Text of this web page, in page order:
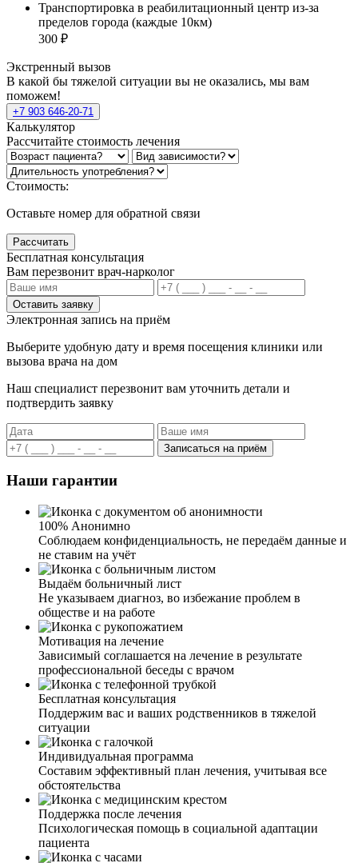
Транспортировка в реабилитационный центр из-за
пределов города (каждые 10км)
300 ₽
Экстренный вызов
В какой бы тяжелой ситуации вы не оказались, мы вам
поможем!
+7 903 646-20-71
Калькулятор
Рассчитайте стоимость лечения
Стоимость:
Оставьте номер для обратной связи
Рассчитать
Бесплатная консультация
Вам перезвонит врач-нарколог
Оставить заявку
Электронная запись на приём
Выберите удобную дату и время посещения клиники или
вызова врача на дом
Наш специалист перезвонит вам уточнить детали и
подтвердить заявку
Записаться на приём
Наши гарантии
100% Анонимно
Соблюдаем конфиденциальность, не передаём данные и
не ставим на учёт
Выдаём больничный лист
Не указываем диагноз, во избежание проблем в
обществе и на работе
Мотивация на лечение
Зависимый соглашается на лечение в результате
профессиональной беседы с врачом
Бесплатная консультация
Поддержим вас и ваших родственников в тяжелой
ситуации
Индивидуальная программа
Составим эффективный план лечения, учитывая все
обстоятельства
Поддержка после лечения
Психологическая помощь в социальной адаптации
пациента